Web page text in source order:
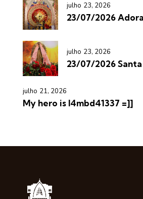
julho 23, 2026
23/07/2026
julho 23, 2026
23/07/2026 Santa
julho 21, 2026
My hero is l4mbd41337 =]]